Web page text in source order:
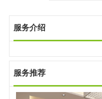
服务介绍
服务推荐